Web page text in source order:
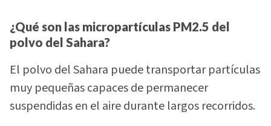
¿Qué son las micropartículas PM2.5 del
polvo del Sahara?
El polvo del Sahara puede transportar partículas
muy pequeñas capaces de permanecer
suspendidas en el aire durante largos recorridos.